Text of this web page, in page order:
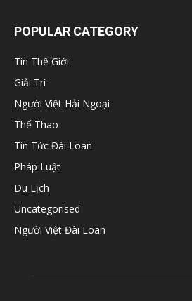
POPULAR CATEGORY
Tin Thế Giới
Giải Trí
Người Việt Hải Ngoại
Thể Thao
Tin Tức Đài Loan
Pháp Luật
Du Lịch
Uncategorised
Người Việt Đài Loan